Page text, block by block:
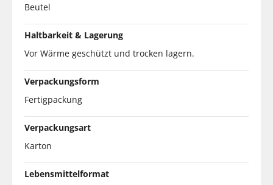
Beutel
Haltbarkeit & Lagerung
Vor Wärme geschützt und trocken lagern.
Verpackungsform
Fertigpackung
Verpackungsart
Karton
Lebensmittelformat